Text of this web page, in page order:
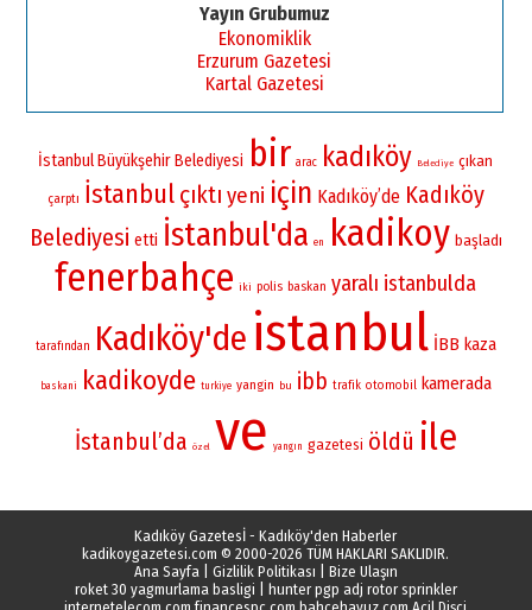
Yayın Grubumuz
Ekonomiklik
Erzurum Gazetesi
Kartal Gazetesi
İstanbul Büyükşehir Belediyesi bir arac kadıköy Belediye çıkan
çarptı İstanbul çıktı yeni için Kadıköy’de Kadıköy
Belediyesi etti İstanbul'da en kadikoy başladı
fenerbahçe iki polis baskan yaralı istanbulda
tarafından Kadıköy'de istanbul İBB kaza
baskani kadikoyde turkiye yangin bu ibb trafik otomobil kamerada
İstanbul’da özel ve yangın gazetesi öldü ile
Kadıköy Gazetesİ - Kadıköy'den Haberler
kadikoygazetesi.com © 2000-2026 TÜM HAKLARI SAKLIDIR.
Ana Sayfa
Gizlilik Politikası
Bize Ulaşın
roket 30 yagmurlama basligi
hunter pgp adj rotor sprinkler